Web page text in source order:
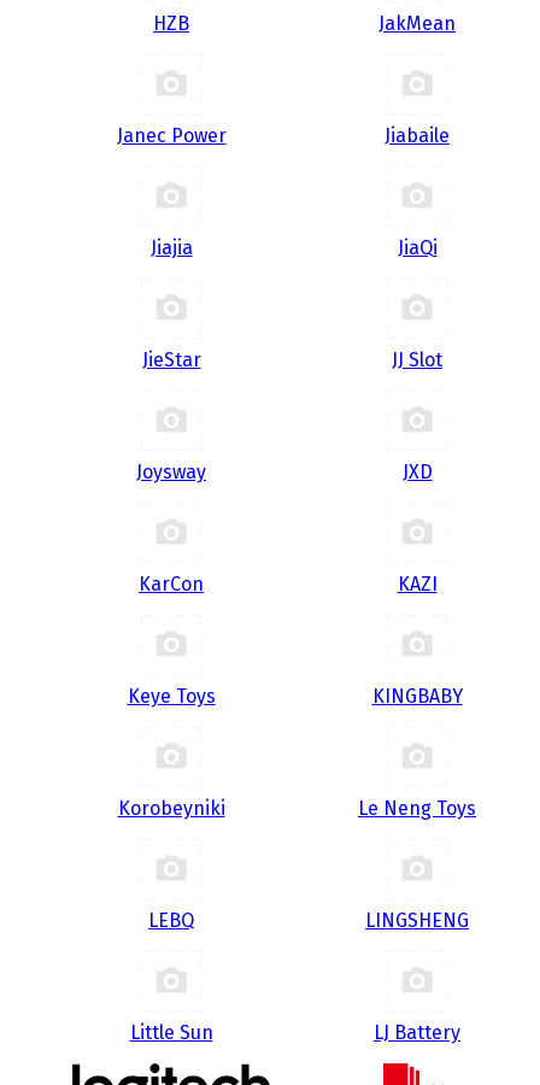
HZB JakMean
Janec Power Jiabaile
Jiajia JiaQi
JieStar JJ Slot
Joysway JXD
KarCon KAZI
Keye Toys KINGBABY
Korobeyniki Le Neng Toys
LEBQ LINGSHENG
Little Sun LJ Battery